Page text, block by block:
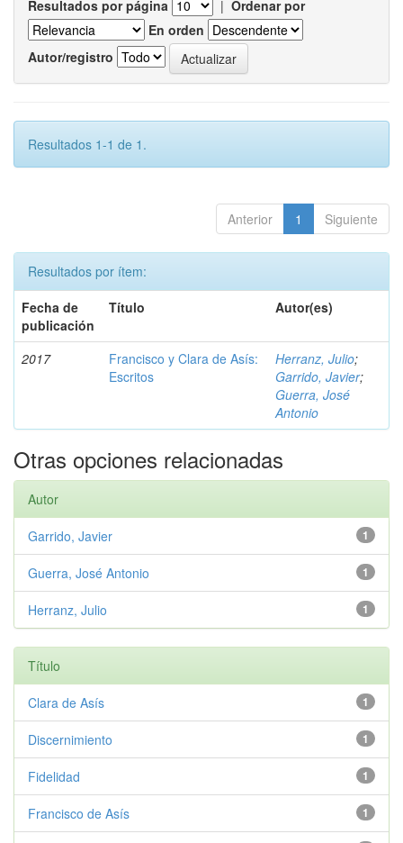
Resultados por página | Ordenar por
En orden
Autor/registro
Resultados 1-1 de 1.
Anterior 1 Siguiente
Resultados por ítem:
Fecha de
publicación
Título Autor(es)
2017
Francisco y Clara de Asís:
Escritos
Herranz, Julio;
Garrido, Javier;
Guerra, José
Antonio
Otras opciones relacionadas
Autor
1
Garrido, Javier
1
Guerra, José Antonio
1
Herranz, Julio
Título
1
Clara de Asís
1
Discernimiento
1
Fidelidad
1
Francisco de Asís